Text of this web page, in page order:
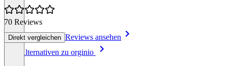
70 Reviews
Direkt vergleichen Reviews ansehen
Alle Alternativen zu orginio